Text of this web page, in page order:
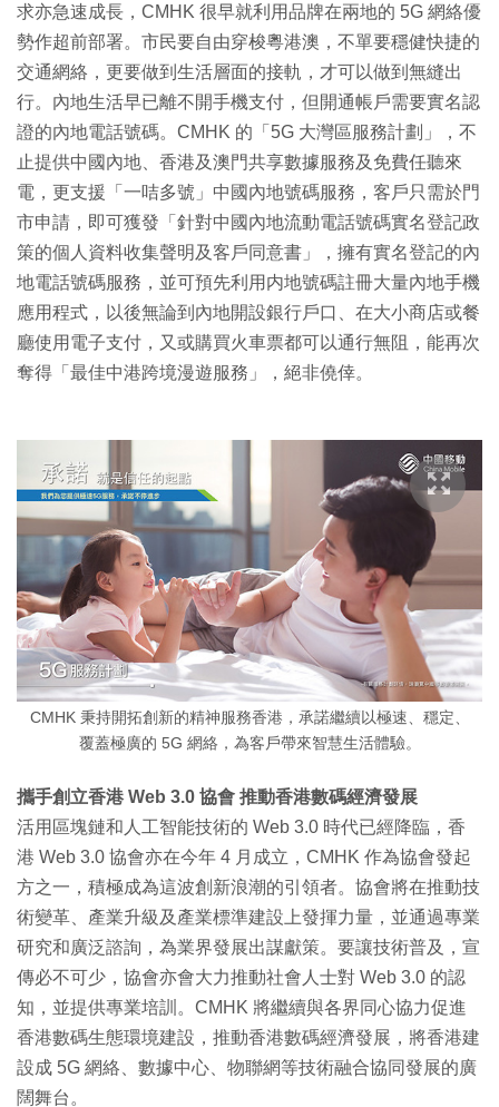
求亦急速成長，CMHK 很早就利用品牌在兩地的 5G 網絡優
勢作超前部署。市民要自由穿梭粵港澳，不單要穩健快捷的
交通網絡，更要做到生活層面的接軌，才可以做到無縫出
行。內地生活早已離不開手機支付，但開通帳戶需要實名認
證的內地電話號碼。CMHK 的「5G 大灣區服務計劃」，不
止提供中國內地、香港及澳門共享數據服務及免費任聽來
電，更支援「一咭多號」中國內地號碼服務，客戶只需於門
市申請，即可獲發「針對中國內地流動電話號碼實名登記政
策的個人資料收集聲明及客戶同意書」，擁有實名登記的內
地電話號碼服務，並可預先利用内地號碼註冊大量內地手機
應用程式，以後無論到內地開設銀行戶口、在大小商店或餐
廳使用電子支付，又或購買火車票都可以通行無阻，能再次
奪得「最佳中港跨境漫遊服務」，絕非僥倖。
CMHK 秉持開拓創新的精神服務香港，承諾繼續以極速、穩定、
覆蓋極廣的 5G 網絡，為客戶帶來智慧生活體驗。
攜手創立香港 Web 3.0 協會 推動香港數碼經濟發展
活用區塊鏈和人工智能技術的 Web 3.0 時代已經降臨，香
港 Web 3.0 協會亦在今年 4 月成立，CMHK 作為協會發起
方之一，積極成為這波創新浪潮的引領者。協會將在推動技
術變革、產業升級及產業標準建設上發揮力量，並通過專業
研究和廣泛諮詢，為業界發展出謀獻策。要讓技術普及，宣
傳必不可少，協會亦會大力推動社會人士對 Web 3.0 的認
知，並提供專業培訓。CMHK 將繼續與各界同心協力促進
香港數碼生態環境建設，推動香港數碼經濟發展，將香港建
設成 5G 網絡、數據中心、物聯網等技術融合協同發展的廣
闊舞台。